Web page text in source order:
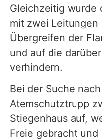
Gleichzeitig wurde
mit zwei Leitungen
Übergreifen der
und auf die
verhindern.
Bei der Suche
Atemschutztrupp
Stiegenhaus auf,
Freie gebracht